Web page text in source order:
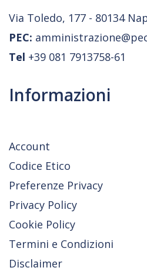
Via Toledo, 177 - 80134
PEC:
Tel +39 081 7913758-61
Informazioni
Account
Codice Etico
Preferenze Privacy
Privacy Policy
Cookie Policy
Termini e Condizioni
Disclaimer